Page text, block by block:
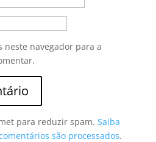
neste navegador para a
para reduzir spam. Saiba
são processados.